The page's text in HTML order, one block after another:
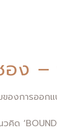
อง
องการออก
ด